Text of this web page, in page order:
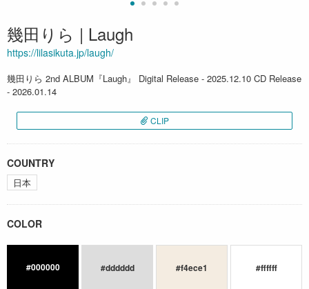
幾田りら | Laugh
https://lilasikuta.jp/laugh/
幾田りら 2nd ALBUM『Laugh』 Digital Release - 2025.12.10 CD Release
- 2026.01.14
CLIP
COUNTRY
日本
COLOR
#000000 #dddddd #f4ece1 #ffffff